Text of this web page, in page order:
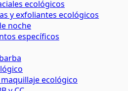
ecológicos
y exfoliantes ecológicos
noche
específicos
maquillaje ecológico